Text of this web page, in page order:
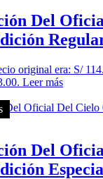
Del
original era: S/
Leer más
Del